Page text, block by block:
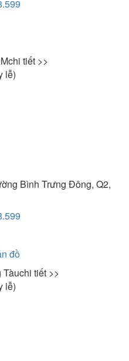
chi tiết >>
lễ)
Bình Trưng Đông, Q2,
đồ
Tàuchi tiết >>
lễ)